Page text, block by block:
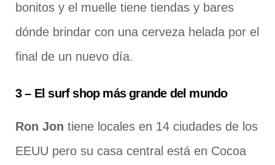
bonitos y el muelle tiene tiendas y bares
dónde brindar con una cerveza helada por el
final de un nuevo día.
3 – El surf shop más grande del mundo
Ron Jon tiene locales en 14 ciudades de los
EEUU pero su casa central está en Cocoa